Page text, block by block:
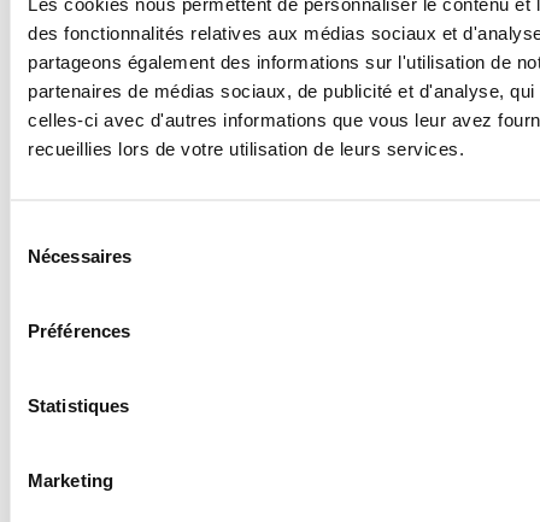
des fonctionnalités relatives aux médias sociaux et
partageons également des informations sur l'utilisation de
partenaires de médias sociaux, de publicité et d'analyse,
celles-ci avec d'autres informations que vous leur avez
recueillies lors de votre utilisation de leurs services.
Nécessaires
Préférences
Statistiques
Marketing
PIEUVRE PRO-FIL PERSONNALISÉE : 8 COMBLE
LUMIÈRE ETAGE
289,73€